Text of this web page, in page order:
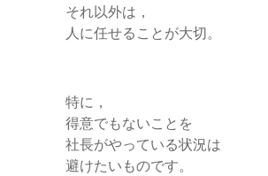
それ以外は，
人に任せることが大切。
特に，
得意でもないことを
社長がやっている状況は
避けたいものです。